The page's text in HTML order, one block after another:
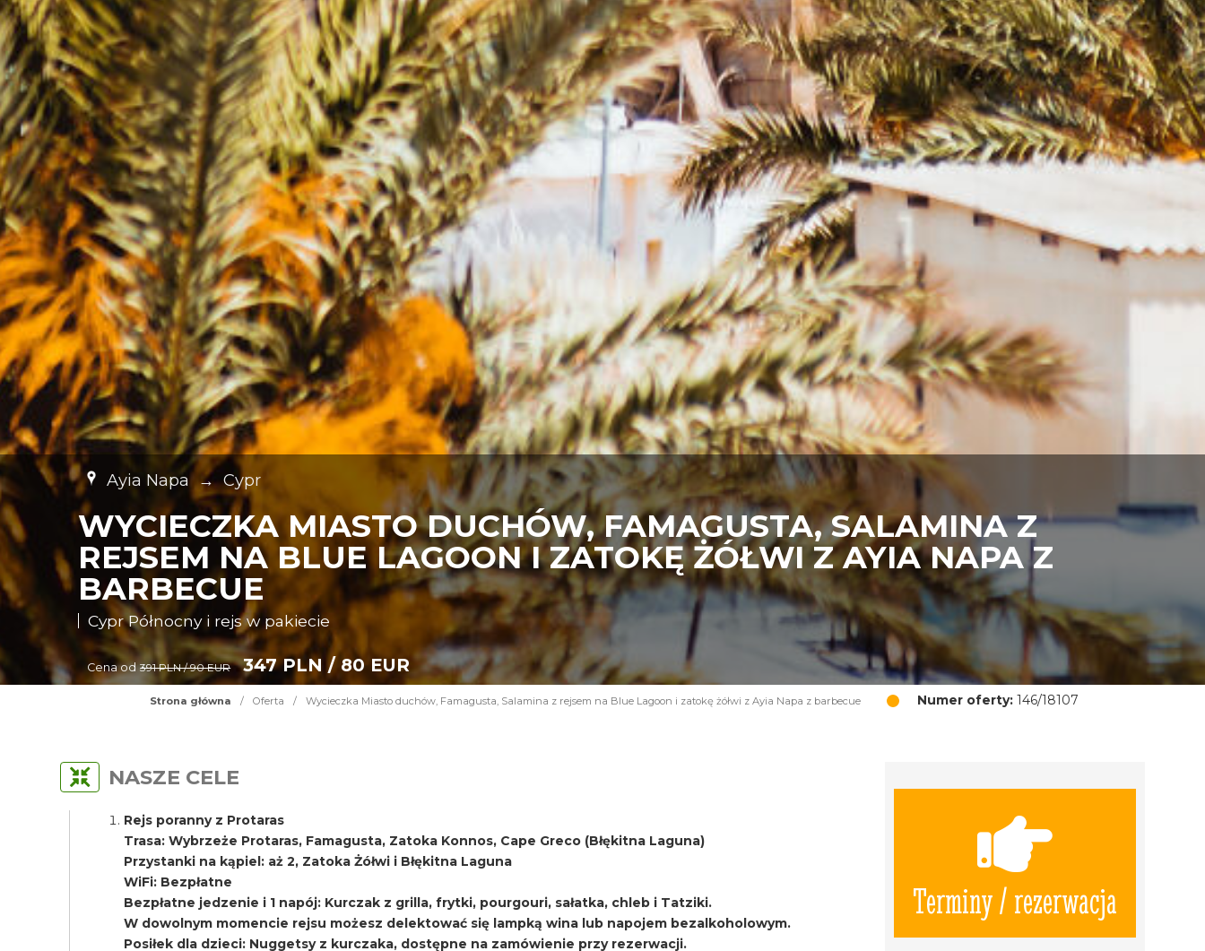
Ayia Napa → Cypr
WYCIECZKA MIASTO DUCHÓW, FAMAGUSTA, SALAMINA Z
REJSEM NA BLUE LAGOON I ZATOKĘ ŻÓŁWI Z AYIA NAPA Z
BARBECUE
Cypr Północny i rejs w pakiecie
Cena od 391 PLN / 90 EUR 347 PLN / 80 EUR
Strona główna / Oferta / Wycieczka Miasto duchów, Famagusta, Salamina z rejsem na Blue Lagoon i zatokę żółwi z Ayia Napa z barbecue Numer oferty:146/18107
Terminy / rezerwacja
NASZE CELE
Rejs poranny z Protaras
Trasa: Wybrzeże Protaras, Famagusta, Zatoka Konnos, Cape Greco (Błękitna Laguna)
Przystanki na kąpiel: aż 2, Zatoka Żółwi i Błękitna Laguna
WiFi: Bezpłatne
Bezpłatne jedzenie i 1 napój: Kurczak z grilla, frytki, pourgouri, sałatka, chleb i Tatziki.
W dowolnym momencie rejsu możesz delektować się lampką wina lub napojem bezalkoholowym.
Posiłek dla dzieci: Nuggetsy z kurczaka, dostępne na zamówienie przy rezerwacji.